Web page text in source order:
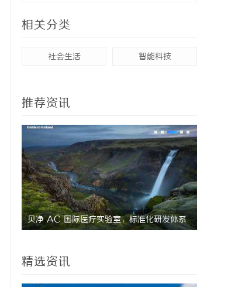
相关分类
社会生活 智能科技
推荐资讯
合肥刑事律师：保护您的合法权益，助您走出
精选资讯